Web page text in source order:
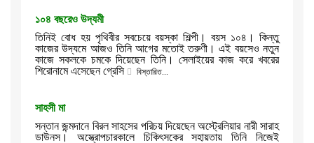
১০৪ বছরেও উদ্যমী
তিনিই বোধ হয় পৃথিবীর সবচেয়ে বয়স্কা শিল্পী। বয়স ১০৪। কিন্তু
কাজের উদ্যমে আজও তিনি আগের মতোই তরুণী। এই বয়সেও নতুন
কাজে সকলকে চমকে দিয়েছেন তিনি। সেলাইয়ের কাজ করে খবরের
শিরোনামে এসেছেন গ্রেসি
বিস্তারিত...
সাহসী মা
সন্তান জন্মদানে বিরল সাহসের পরিচয় দিয়েছেন অস্ট্রেলিয়ার নারী সারাহ
ডাউনস। অস্ত্রোপচারকালে চিকিৎসকের সহায়তায় তিনি নিজেই